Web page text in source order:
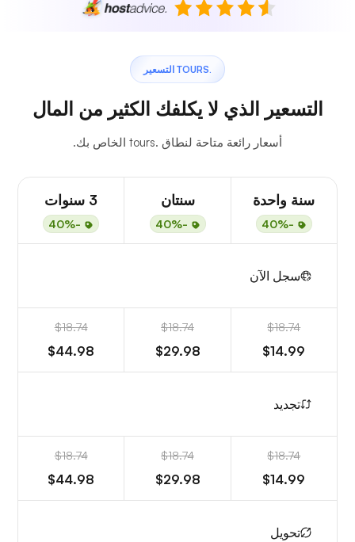
.TOURS التسعير
التسعير الذي لا يكلفك الكثير من المال
أسعار رائعة متاحة لنطاق .tours الخاص بك.
سنة واحدة
-40%
سنتان
-40%
3 سنوات
-40%
سجل الآن
$18.74
$14.99
$18.74
$29.98
$18.74
$44.98
تجديد
$18.74
$14.99
$18.74
$29.98
$18.74
$44.98
تحويل